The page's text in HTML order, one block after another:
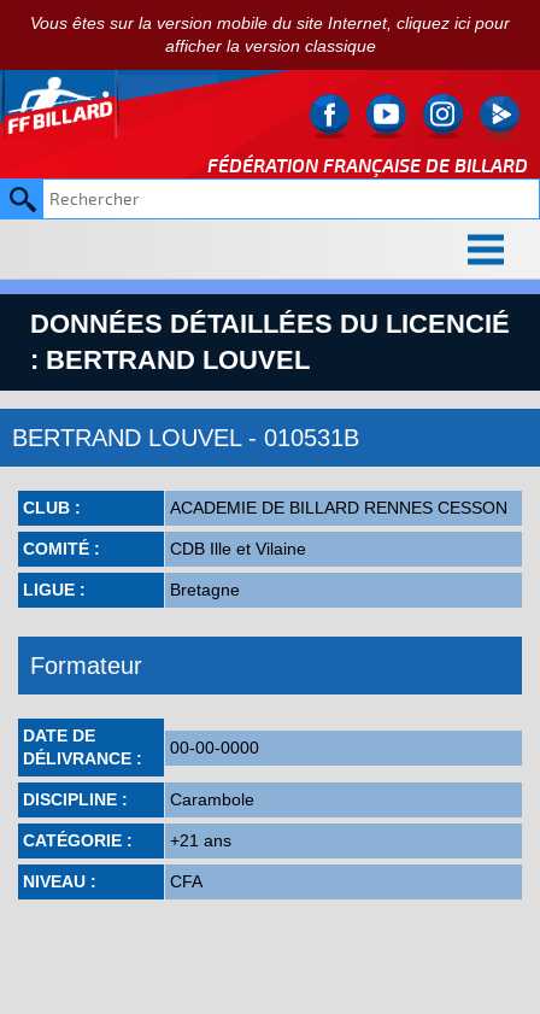
Vous êtes sur la version mobile du site Internet, cliquez ici pour
afficher la version classique
FÉDÉRATION FRANÇAISE DE BILLARD
DONNÉES DÉTAILLÉES DU LICENCIÉ
: BERTRAND LOUVEL
BERTRAND LOUVEL - 010531B
CLUB : ACADEMIE DE BILLARD RENNES CESSON
COMITÉ : CDB Ille et Vilaine
LIGUE : Bretagne
Formateur
DATE DE
DÉLIVRANCE :
00-00-0000
DISCIPLINE : Carambole
CATÉGORIE : +21 ans
NIVEAU : CFA